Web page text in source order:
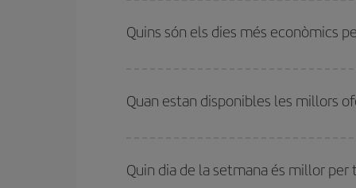
tenir flexibilitat amb les dates i els horaris d'anada
Quins són els dies més econòmics
dates havies pensat viatjar. Et mostrarem els
tornada, perquè puguis trobar la millor oferta. A
Quan estan disponibles les millors
se solen considerar temporada alta. A més, i
Quin dia de la setmana és millor